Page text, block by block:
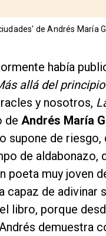
de Andrés María
había
allá del principio
y nosotros,
de Andrés María
supone de riesgo,
de aldabonazo,
poeta muy joven
capaz de adivinar
libro, porque
demuestra